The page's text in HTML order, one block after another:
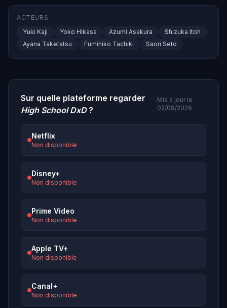
ACTEURS
Yuki Kaji
Yoko Hikasa Azumi Asakura
Shizuka Itoh
Ayana Taketatsu
Fumihiko Tachiki Saori Seto
Sur quelle plateforme regarder
High School DxD?
Mis à jour le
02/08/2026
Netflix
Non disponible
Disney+
Non disponible
Prime Video
Non disponible
Apple TV+
Non disponible
Canal+
Non disponible